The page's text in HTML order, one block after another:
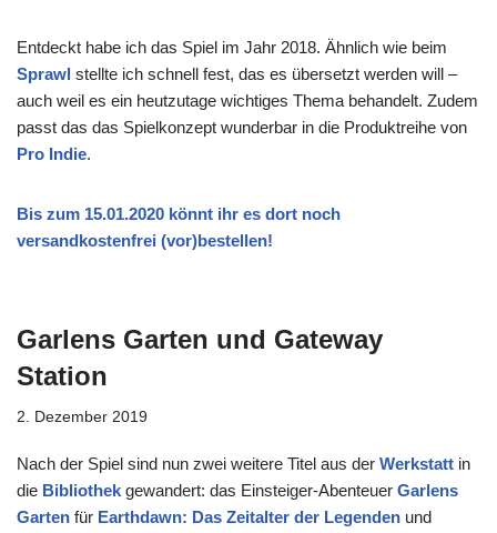
Entdeckt habe ich das Spiel im Jahr 2018. Ähnlich wie beim
Sprawl stellte ich schnell fest, das es übersetzt werden will –
auch weil es ein heutzutage wichtiges Thema behandelt. Zudem
passt das das Spielkonzept wunderbar in die Produktreihe von
Pro Indie.
Bis zum 15.01.2020 könnt ihr es dort noch
versandkostenfrei (vor)bestellen!
Garlens Garten und Gateway
Station
2. Dezember 2019
Nach der Spiel sind nun zwei weitere Titel aus der Werkstatt in
die Bibliothek gewandert: das Einsteiger-Abenteuer Garlens
Garten für Earthdawn: Das Zeitalter der Legenden und